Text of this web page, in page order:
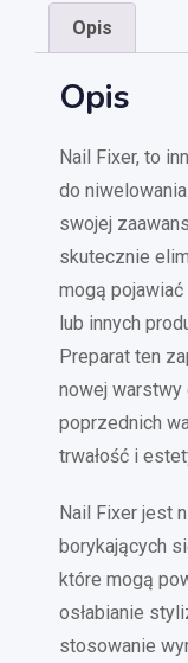
Opis
Opis
Nail Fixer, to
do
swojej
skutecznie
mogą
lub innych
Preparat ten
nowej warstwy
poprzednich
trwałość i
Nail Fixer jest
borykających
które mogą
osłabianie
stosowanie